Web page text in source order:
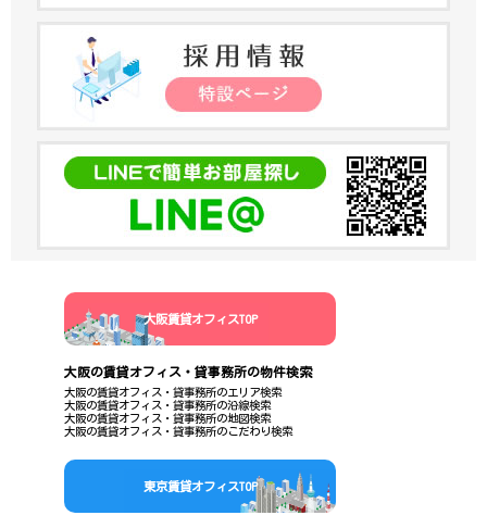
大阪賃貸オフィスTOP
大阪の賃貸オフィス・貸事務所の物件検索
大阪の賃貸オフィス・貸事務所のエリア検索
大阪の賃貸オフィス・貸事務所の沿線検索
大阪の賃貸オフィス・貸事務所の地図検索
大阪の賃貸オフィス・貸事務所のこだわり検索
東京賃貸オフィスTOP